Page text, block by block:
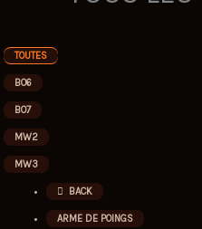
TOUTES
BO6
BO7
MW2
MW3
BACK
ARME DE POINGS